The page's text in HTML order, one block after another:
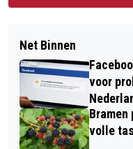
Net Binnen
voor
volle